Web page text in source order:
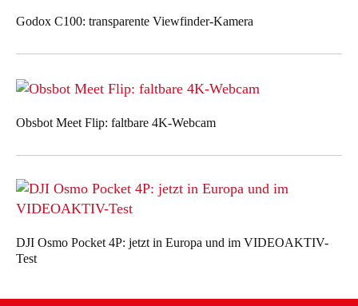
Godox C100: transparente Viewfinder-Kamera
Obsbot Meet Flip: faltbare 4K-Webcam
DJI Osmo Pocket 4P: jetzt in Europa und im VIDEOAKTIV-
Test